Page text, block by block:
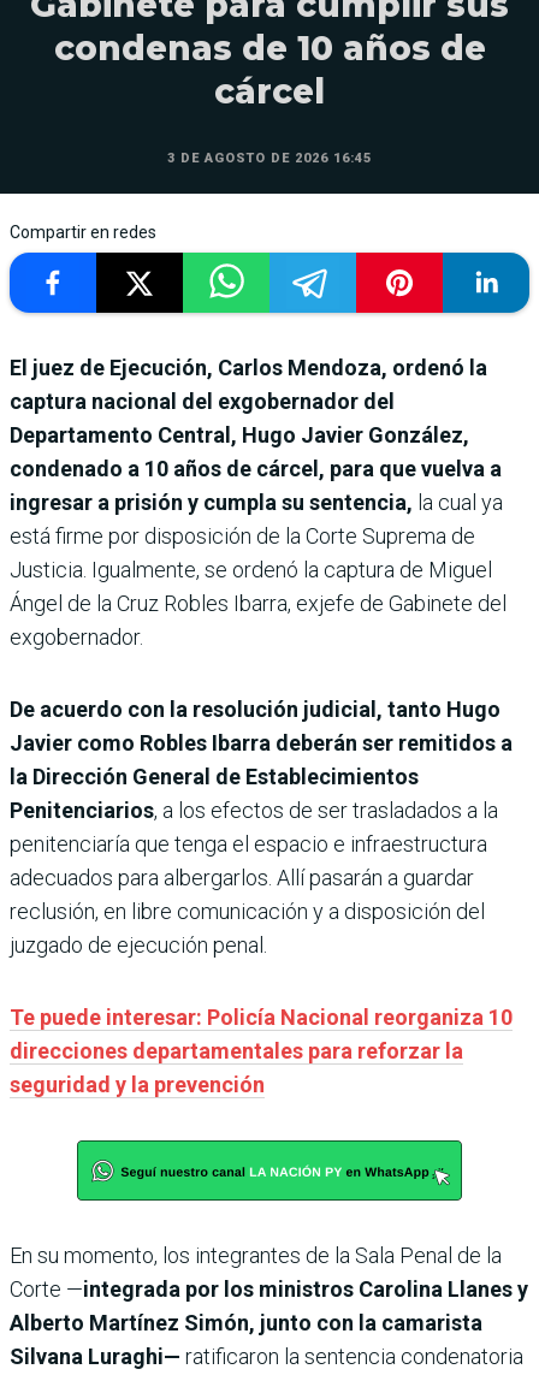
condenas de 10 años de
cárcel
3 DE AGOSTO DE 2026 16:45
Compartir en redes
El juez de Ejecución, Carlos Mendoza, ordenó la
captura nacional del exgobernador del
Departamento Central, Hugo Javier González,
condenado a 10 años de cárcel, para que vuelva a
ingresar a prisión y cumpla su sentencia, la cual ya
está firme por disposición de la Corte Suprema de
Justicia. Igualmente, se ordenó la captura de Miguel
Ángel de la Cruz Robles Ibarra, exjefe de Gabinete del
exgobernador.
De acuerdo con la resolución judicial, tanto Hugo
Javier como Robles Ibarra deberán ser remitidos a
la Dirección General de Establecimientos
Penitenciarios, a los efectos de ser trasladados a la
penitenciaría que tenga el espacio e infraestructura
adecuados para albergarlos. Allí pasarán a guardar
reclusión, en libre comunicación y a disposición del
juzgado de ejecución penal.
Te puede interesar: Policía Nacional reorganiza 10
direcciones departamentales para reforzar la
seguridad y la prevención
En su momento, los integrantes de la Sala Penal de la
Corte —integrada por los ministros Carolina Llanes y
Alberto Martínez Simón, junto con la camarista
Silvana Luraghi— ratificaron la sentencia condenatoria